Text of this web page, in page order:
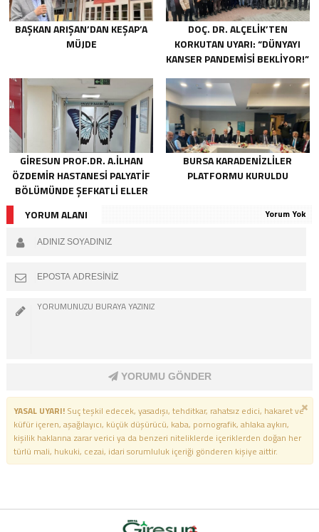
BAŞKAN ARIŞAN’DAN KEŞAP’A
MÜJDE
DOÇ. DR. ALÇELIK’TEN
KORKUTAN UYARI: “DÜNYAYI
KANSER PANDEMISI BEKLIYOR!”
GIRESUN PROF.DR. A.İLHAN
ÖZDEMIR HASTANESI PALYATIF
BÖLÜMÜNDE ŞEFKATLI ELLER
BURSA KARADENIZLILER
PLATFORMU KURULDU
YORUM ALANI Yorum Yok
YORUMU GÖNDER
YASAL UYARI!Suç teşkil edecek, yasadışı, tehditkar, rahatsız edici, hakaret ve
küfür içeren, aşağılayıcı, küçük düşürücü, kaba, pornografik, ahlaka aykırı,
kişilik haklarına zarar verici ya da benzeri niteliklerde içeriklerden doğan her
türlü mali, hukuki, cezai, idari sorumluluk içeriği gönderen kişiye aittir.